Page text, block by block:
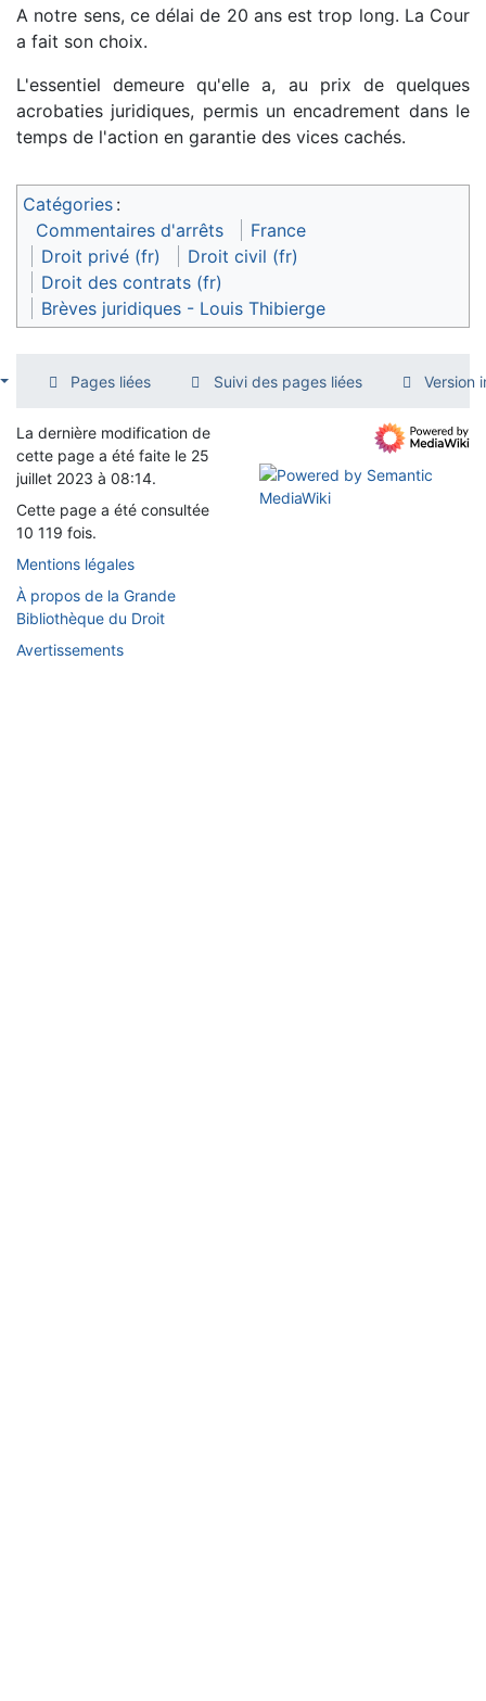
A notre sens, ce délai de 20 ans est trop long. La Cour
a fait son choix.
L'essentiel demeure qu'elle a, au prix de quelques
acrobaties juridiques, permis un encadrement dans le
temps de l'action en garantie des vices cachés.
Catégories :
Commentaires d'arrêts
France
Droit privé (fr)
Droit civil (fr)
Droit des contrats (fr)
Brèves juridiques - Louis Thibierge
Pages liées Suivi des pages liées Version
La dernière modification de
cette page a été faite le 25
juillet 2023 à 08:14.
Cette page a été consultée
10 119 fois.
Mentions légales
À propos de la Grande
Bibliothèque du Droit
Avertissements